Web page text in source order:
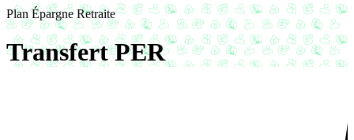
Plan Épargne Retraite
Transfert PER